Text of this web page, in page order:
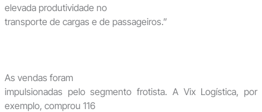
elevada produtividade no
transporte de cargas e de passageiros.”
As vendas foram
impulsionadas pelo segmento frotista. A Vix Logística, por
exemplo, comprou 116